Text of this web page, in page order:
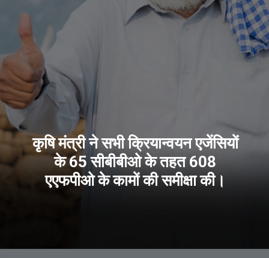
कृषि मंत्री ने सभी क्रियान्वयन एजेंसियों
के 65 सीबीबीओ के तहत 608
एएफपीओ के कामों की समीक्षा की।